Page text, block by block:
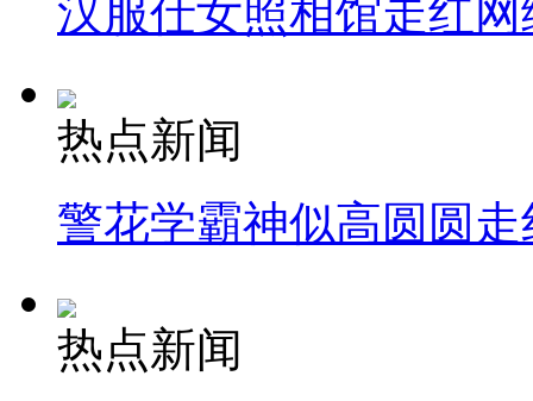
汉服仕女照相馆走红网
热点新闻
警花学霸神似高圆圆走
热点新闻